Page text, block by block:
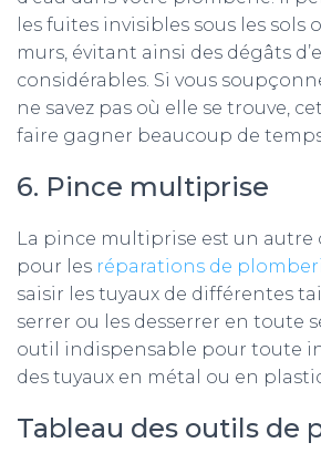
les fuites invisibles sous les sols
murs, évitant ainsi des dégâts
considérables. Si vous
ne savez pas où elle se trouve,
faire gagner beaucoup de
6. Pince multiprise
La pince multiprise est un autre
pour les réparations de
saisir les tuyaux de différentes
serrer ou les desserrer en toute
outil indispensable pour toute
des tuyaux en métal ou en
Tableau des outils de